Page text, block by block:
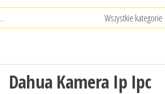
Dahua Kamera Ip Ipc